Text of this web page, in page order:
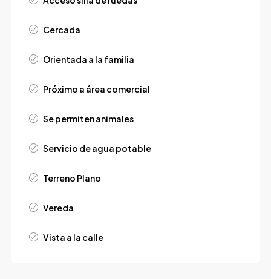
Cercada
Orientada a la familia
Próximo a área comercial
Se permiten animales
Servicio de agua potable
Terreno Plano
Vereda
Vista a la calle